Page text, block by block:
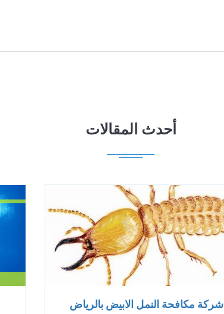
أحدث المقالات
شركة مكافحة النمل الابيض بالرياض